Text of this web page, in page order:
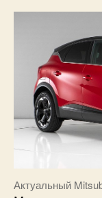
Актуальный